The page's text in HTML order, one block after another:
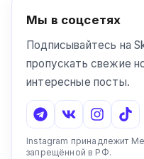
Мы в соцсетях
Подписывайтесь на
пропускать свежие
интересные посты.
Instagram принадлежит
запрещённой в РФ.